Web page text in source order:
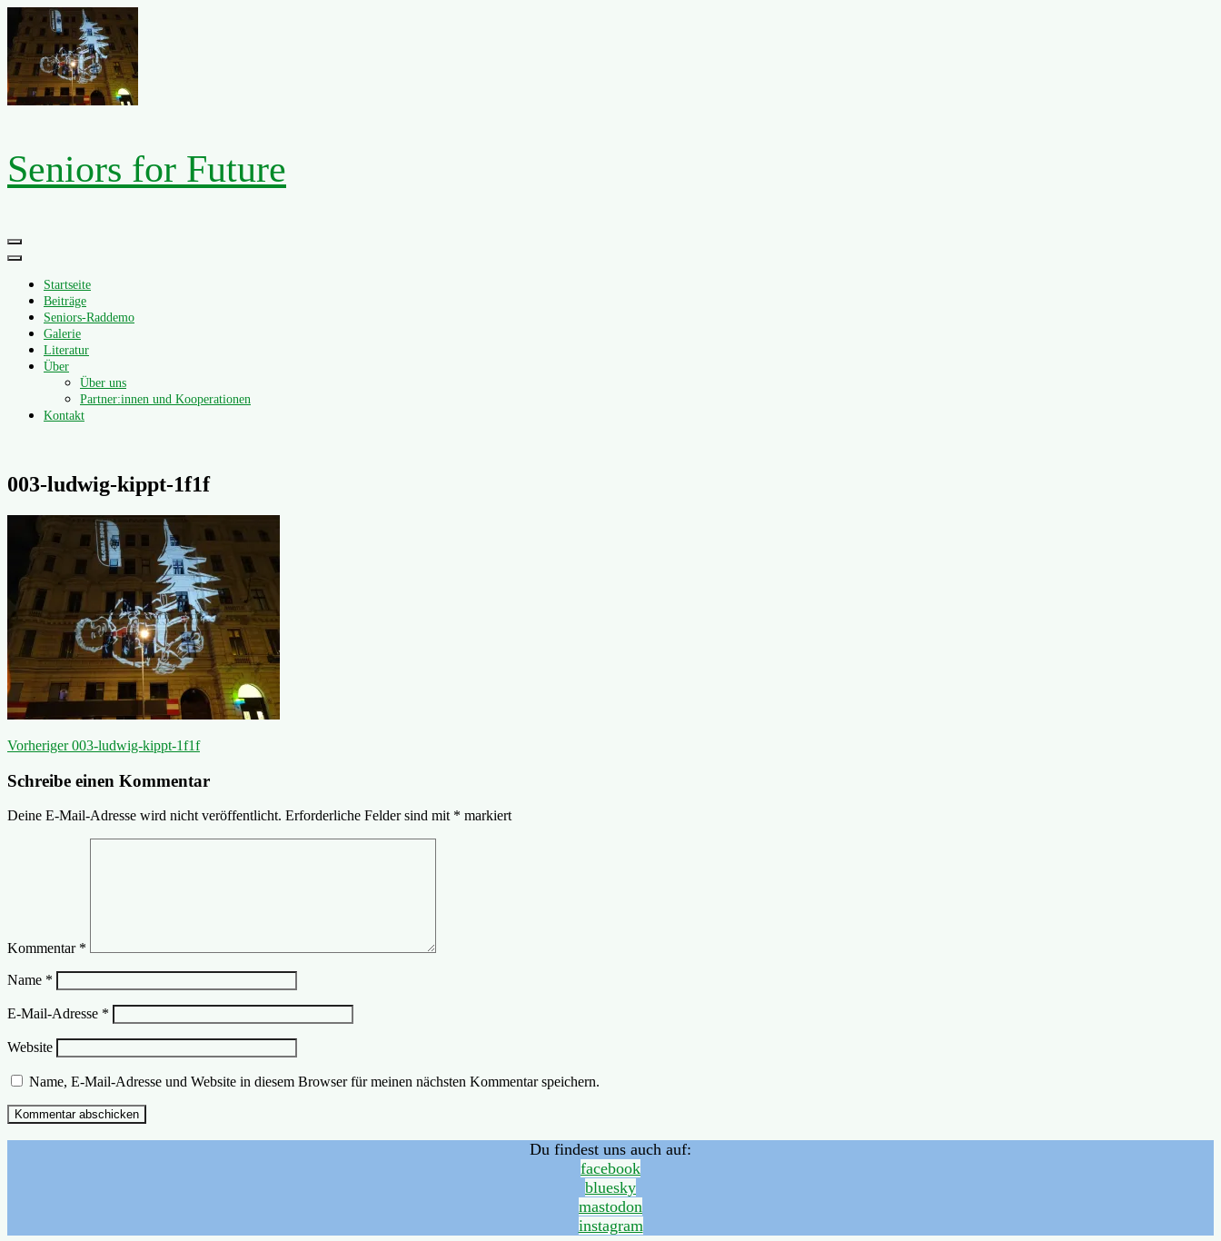
Zum
Inhalt
springen
Seniors for Future
Primäres
Menü
Startseite
Beiträge
Seniors-Raddemo
Galerie
Literatur
Über
Über uns
Partner:innen und Kooperationen
Kontakt
003-ludwig-kippt-1f1f
Beitragsnavigation
Vorheriger Vorheriger
003-ludwig-kippt-1f1f
Schreibe einen Kommentar
Deine E-Mail-Adresse wird nicht veröffentlicht. Erforderliche Felder sind mit * markiert
Kommentar *
Name *
E-Mail-Adresse *
Website
Name, E-Mail-Adresse und Website in diesem Browser für meinen nächsten Kommentar speichern.
Du findest uns auch auf:
facebook
bluesky
mastodon
instagram